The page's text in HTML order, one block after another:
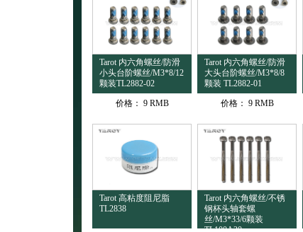
Tarot 内六角螺丝/防滑
小头台阶螺丝/M3*8/12
颗装TL2882-02
价格： 9 RMB
Tarot 内六角螺丝/防滑
大头台阶螺丝/M3*8/8
颗装 TL2882-01
价格： 9 RMB
Tarot 高粘度阻尼脂
TL2838
Tarot 内六角螺丝/不锈
钢杯头轴套螺
丝/M3*33/6颗装
TL100A20